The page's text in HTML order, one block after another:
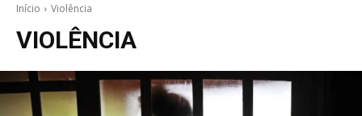
Início Violência
VIOLÊNCIA